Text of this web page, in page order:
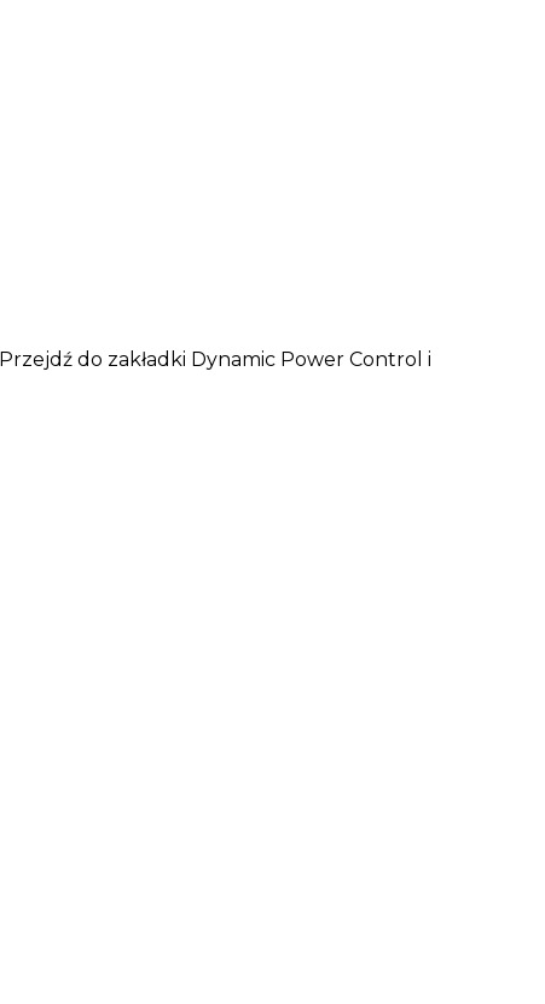
do zakładki Dynamic Power Control i